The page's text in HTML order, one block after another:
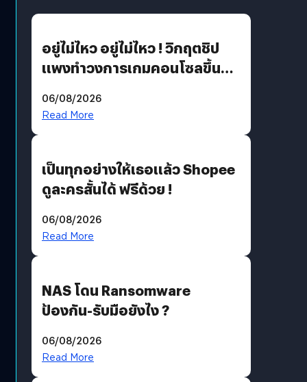
อยู่ไม่ไหว อยู่ไม่ไหว ! วิกฤตชิป
แพงทำวงการเกมคอนโซลขึ้น
?
06/08/2026
Read More
เป็นทุกอย่างให้เธอแล้ว Shopee
ดูละครสั้นได้ ฟรีด้วย !
06/08/2026
Read More
NAS โดน Ransomware
ป้องกัน-รับมือยังไง ?
06/08/2026
Read More